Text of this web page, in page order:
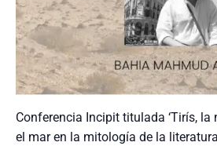
Conferencia Incipit titulada ‘Tirís, la
el mar en la mitología de la